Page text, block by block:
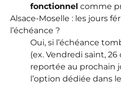
fonctionnel comme
Alsace-Moselle : les jours
l’échéance ?
Oui, si l’échéance
(ex. Vendredi saint,
reportée au prochain
l’option dédiée dans